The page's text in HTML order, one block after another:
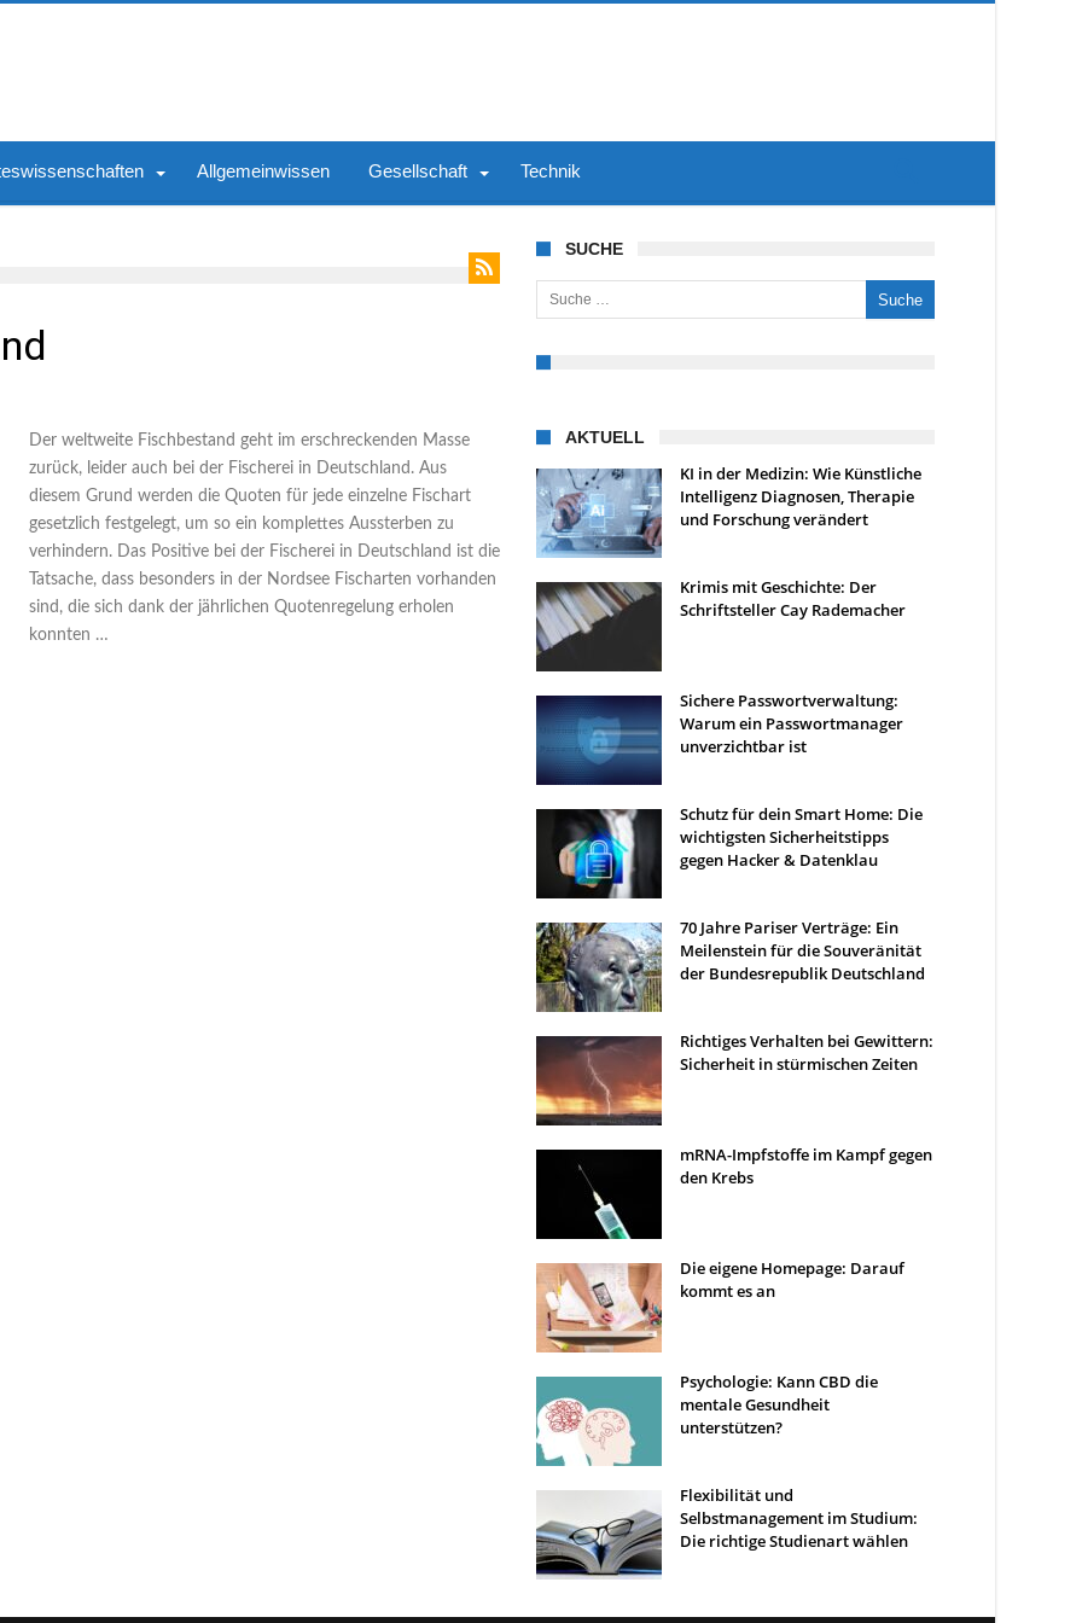
Allgemeinwissen Gesellschaft Technik
Der weltweite Fischbestand geht im erschreckenden Masse
zurück, leider auch bei der Fischerei in Deutschland. Aus
diesem Grund werden die Quoten für jede einzelne Fischart
gesetzlich festgelegt, um so ein komplettes Aussterben zu
verhindern. Das Positive bei der Fischerei in Deutschland ist die
Tatsache, dass besonders in der Nordsee Fischarten vorhanden
sind, die sich dank der jährlichen Quotenregelung erholen
konnten …
SUCHE
Suche nach:
AKTUELL
KI in der Medizin: Wie Künstliche
Intelligenz Diagnosen, Therapie
und Forschung verändert
Krimis mit Geschichte: Der
Schriftsteller Cay Rademacher
Sichere Passwortverwaltung:
Warum ein Passwortmanager
unverzichtbar ist
Schutz für dein Smart Home: Die
wichtigsten Sicherheitstipps
gegen Hacker & Datenklau
70 Jahre Pariser Verträge: Ein
Meilenstein für die Souveränität
der Bundesrepublik Deutschland
Richtiges Verhalten bei Gewittern:
Sicherheit in stürmischen Zeiten
mRNA-Impfstoffe im Kampf gegen
den Krebs
Die eigene Homepage: Darauf
kommt es an
Psychologie: Kann CBD die
mentale Gesundheit
unterstützen?
Flexibilität und
Selbstmanagement im Studium:
Die richtige Studienart wählen